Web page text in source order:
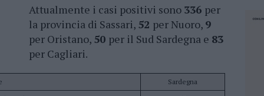
Attualmente i casi positivi sono 336 per
la provincia di Sassari, 52 per Nuoro, 9
per Oristano, 50 per il Sud Sardegna e 83
per Cagliari.
Sardegna